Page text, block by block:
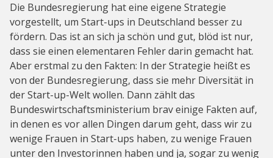
Die Bundesregierung hat eine eigene Strategie
vorgestellt, um Start-ups in Deutschland besser zu
fördern. Das ist an sich ja schön und gut, blöd ist nur,
dass sie einen elementaren Fehler darin gemacht hat.
Aber erstmal zu den Fakten: In der Strategie heißt es
von der Bundesregierung, dass sie mehr Diversität in
der Start-up-Welt wollen. Dann zählt das
Bundeswirtschaftsministerium brav einige Fakten auf,
in denen es vor allen Dingen darum geht, dass wir zu
wenige Frauen in Start-ups haben, zu wenige Frauen
unter den Investorinnen haben und ja, sogar zu wenig